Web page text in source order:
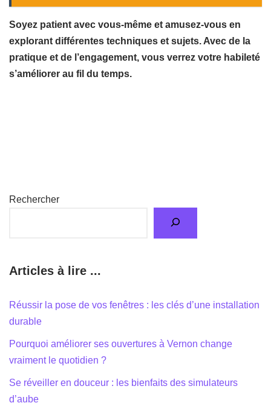
Soyez patient avec vous-même et amusez-vous en
explorant différentes techniques et sujets. Avec de la
pratique et de l’engagement, vous verrez votre habileté
s’améliorer au fil du temps.
Rechercher
Articles à lire ...
Réussir la pose de vos fenêtres : les clés d’une installation
durable
Pourquoi améliorer ses ouvertures à Vernon change
vraiment le quotidien ?
Se réveiller en douceur : les bienfaits des simulateurs
d’aube